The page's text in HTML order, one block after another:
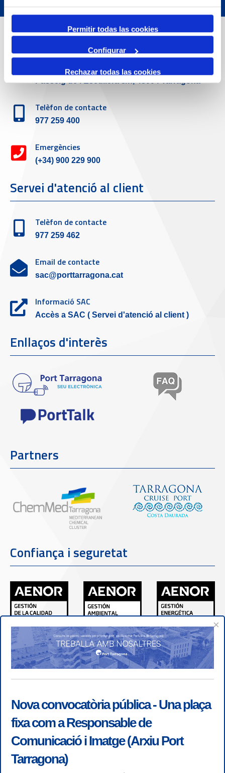
Permitir todas las cookies
Configurar
Rechazar todas las cookies
Dades de Contacte
Passeig de l'Escullera s/n, 43004 Tarragona
Telèfon de contacte
977 259 400
Emergències
(+34) 900 229 900
Servei d'atenció al client
Telèfon de contacte
977 259 462
Email de contacte
sac@porttarragona.cat
Informació SAC
Accès a SAC ( Servei d'atenció al client )
Enllaços d'interès
Partners
Confiança i seguretat
×
Nova convocatòria pública - Una plaça
fixa com a Responsable de
Comunicació i Imatge (Arxiu Port
Tarragona)